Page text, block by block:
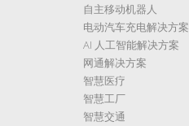
自主移动机器人
电动汽车充电解决方案
AI 人工智能解决方案
网通解决方案
智慧医疗
智慧工厂
智慧交通